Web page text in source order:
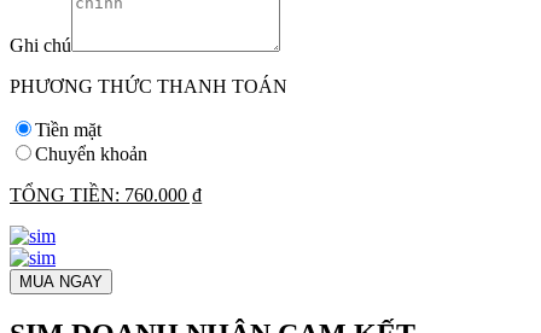
Ghi chú
PHƯƠNG THỨC THANH TOÁN
Tiền mặt
Chuyển khoản
TỔNG TIỀN: 760.000 ₫
MUA NGAY